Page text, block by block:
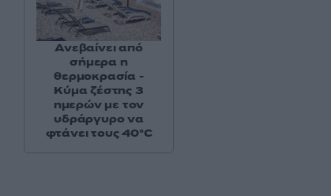
Ανεβαίνει από
σήμερα η
θερμοκρασία -
Κύμα ζέστης 3
ημερών με τον
υδράργυρο να
φτάνει τους 40°C